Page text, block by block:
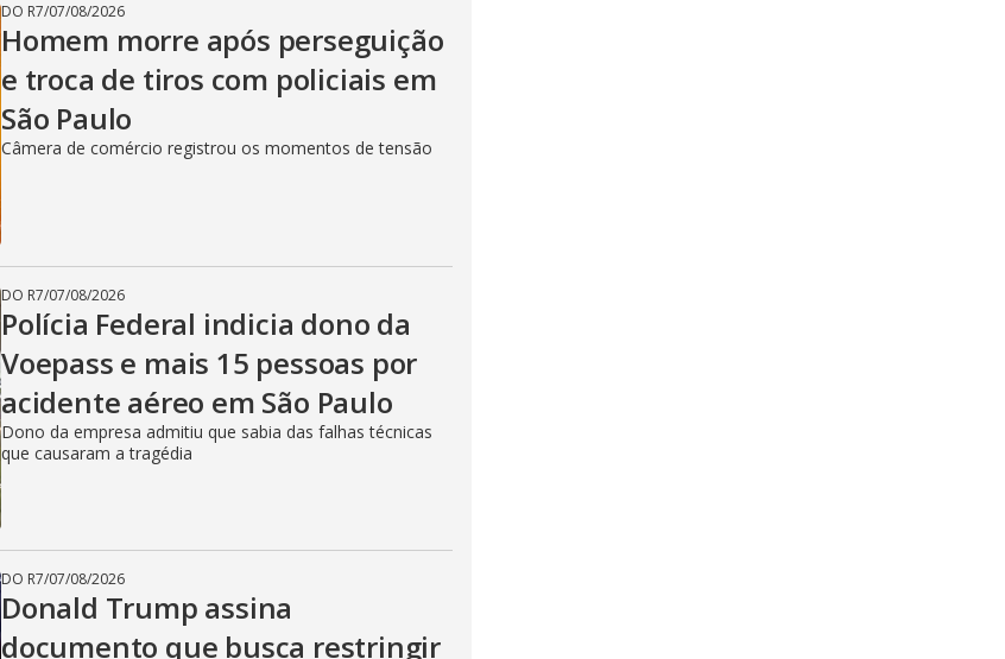
DO R7/07/08/2026
Homem morre após perseguição
e troca de tiros com policiais em
São Paulo
Câmera de comércio registrou os momentos de tensão
DO R7/07/08/2026
Polícia Federal indicia dono da
Voepass e mais 15 pessoas por
acidente aéreo em São Paulo
Dono da empresa admitiu que sabia das falhas técnicas
que causaram a tragédia
DO R7/07/08/2026
Donald Trump assina
documento que busca restringir